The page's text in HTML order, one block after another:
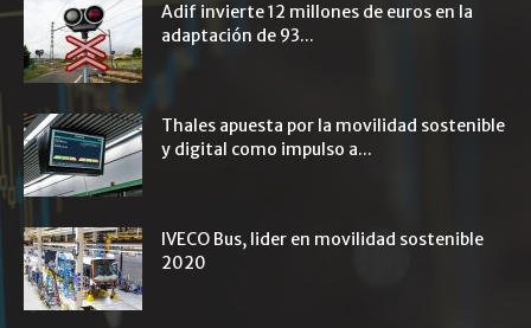
Adif invierte 12 millones de euros en la
adaptación de 93...
Thales apuesta por la movilidad sostenible
y digital como impulso a...
IVECO Bus, lider en movilidad sostenible
2020